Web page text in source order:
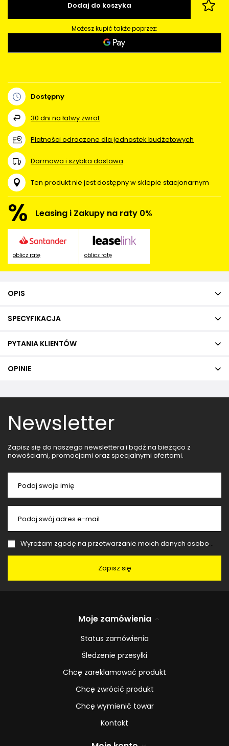
Dodaj do koszyka
Możesz kupić także poprzez:
Dostępny
30 dni na łatwy zwrot
Płatności odroczone dla jednostek budżetowych
Darmowa i szybka dostawa
Ten produkt nie jest dostępny w sklepie stacjonarnym
% Leasing i Zakupy na raty 0%
oblicz ratę oblicz ratę
OPIS
SPECYFIKACJA
PYTANIA KLIENTÓW
OPINIE
Newsletter
Zapisz się do naszego newslettera i bądź na bieżąco z
nowościami, promocjami oraz specjalnymi ofertami.
Podaj swoje imię
Podaj swój adres e-mail
Wyrażam zgodę na przetwarzanie moich danych osobowych (adres e-mail) na potrzeby wysyłki newslettera z informacją handlową (marketing). Więcej w
Zapisz się
Moje zamówienia
Status zamówienia
Śledzenie przesyłki
Chcę zareklamować produkt
Chcę zwrócić produkt
Chcę wymienić towar
Kontakt